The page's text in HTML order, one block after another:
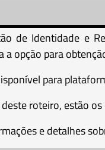
de Identidade e
opção para
para
roteiro, estão
e detalhes